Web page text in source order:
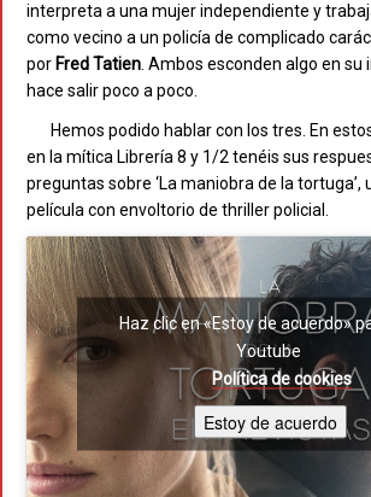
interpreta a una mujer independiente y
como vecino a un policía de complicado
por Fred Tatien. Ambos esconden algo en su
hace salir poco a poco.
Hemos podido hablar con los tres. En
en la mítica Librería 8 y 1/2 tenéis sus
preguntas sobre ‘La maniobra de la
película con envoltorio de thriller policial.
Haz clic en «Estoy de acuerdo»
Youtube
Política de cookies
Estoy de acuerdo